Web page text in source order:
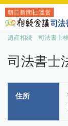
朝日新聞社運営
遺産相続 司法書士
司法書士
住所